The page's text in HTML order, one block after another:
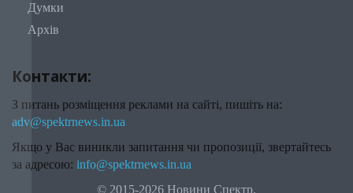
Думки
Архів
Контакти:
З питань розміщення реклами на сайті, пишіть на:
adv@spektrnews.in.ua
Якщо у Вас виникли запитання чи пропозиції, звертайтесь
за адресою: info@spektrnews.in.ua
© 2015-2026 Новини Спектр.